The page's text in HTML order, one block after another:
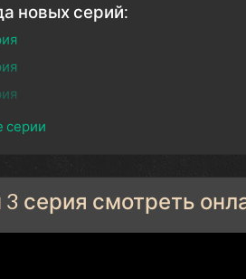
новых серий:
серия смотреть